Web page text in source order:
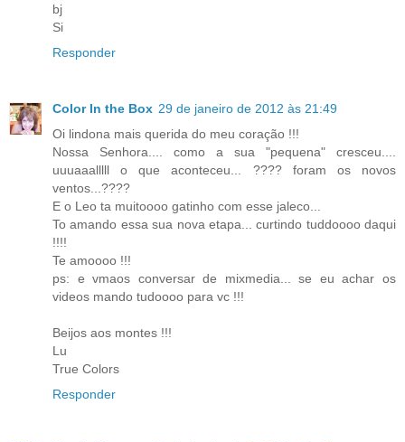
bj
Si
Responder
Color In the Box 29 de janeiro de 2012 às 21:49
Oi lindona mais querida do meu coração !!!
Nossa Senhora.... como a sua "pequena" cresceu....
uuuaaalllll o que aconteceu... ???? foram os novos
ventos...????
E o Leo ta muitoooo gatinho com esse jaleco...
To amando essa sua nova etapa... curtindo tuddoooo daqui
!!!!
Te amoooo !!!
ps: e vmaos conversar de mixmedia... se eu achar os
videos mando tudoooo para vc !!!
Beijos aos montes !!!
Lu
True Colors
Responder